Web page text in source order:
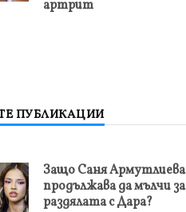
артрит
ПУБЛИКАЦИИ
Защо Саня Армутлиева
продължава да мълчи за
раздялата с Дара?